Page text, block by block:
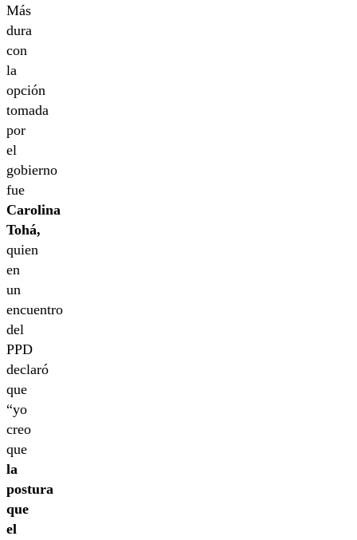
Más
dura
con
la
opción
tomada
por
el
gobierno
fue
Carolina
Tohá,
quien
en
un
encuentro
del
PPD
declaró
que
“yo
creo
que
la
postura
que
el